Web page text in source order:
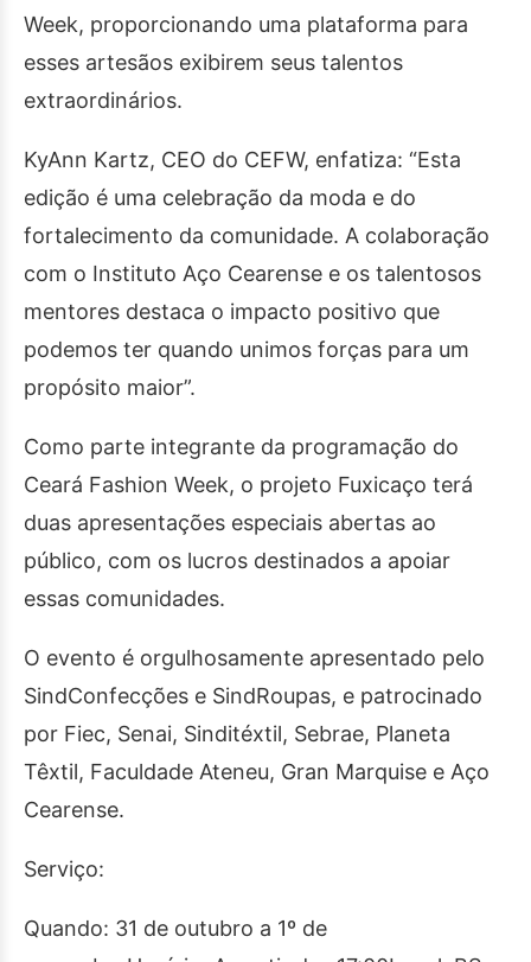
Week, proporcionando uma plataforma para
esses artesãos exibirem seus talentos
extraordinários.
KyAnn Kartz, CEO do CEFW, enfatiza: “Esta
edição é uma celebração da moda e do
fortalecimento da comunidade. A colaboração
com o Instituto Aço Cearense e os talentosos
mentores destaca o impacto positivo que
podemos ter quando unimos forças para um
propósito maior”.
Como parte integrante da programação do
Ceará Fashion Week, o projeto Fuxicaço terá
duas apresentações especiais abertas ao
público, com os lucros destinados a apoiar
essas comunidades.
O evento é orgulhosamente apresentado pelo
SindConfecções e SindRoupas, e patrocinado
por Fiec, Senai, Sinditéxtil, Sebrae, Planeta
Têxtil, Faculdade Ateneu, Gran Marquise e Aço
Cearense.
Serviço:
Quando: 31 de outubro a 1º de